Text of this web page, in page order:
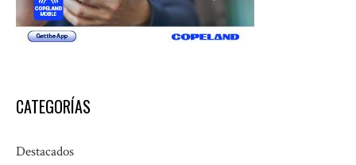
CATEGORÍAS
Destacados